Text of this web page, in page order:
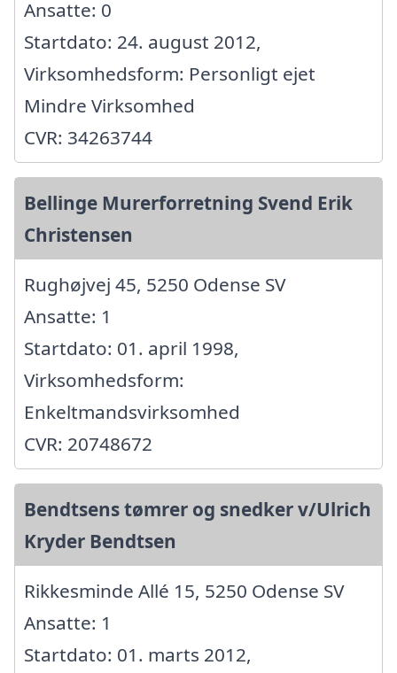
Ansatte: 0
Startdato: 24. august 2012,
Virksomhedsform: Personligt ejet
Mindre Virksomhed
CVR: 34263744
Bellinge Murerforretning Svend Erik
Christensen
Rughøjvej 45, 5250 Odense SV
Ansatte: 1
Startdato: 01. april 1998,
Virksomhedsform:
Enkeltmandsvirksomhed
CVR: 20748672
Bendtsens tømrer og snedker v/Ulrich
Kryder Bendtsen
Rikkesminde Allé 15, 5250 Odense SV
Ansatte: 1
Startdato: 01. marts 2012,